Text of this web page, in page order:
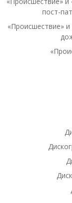
пост-
«Происшествие»